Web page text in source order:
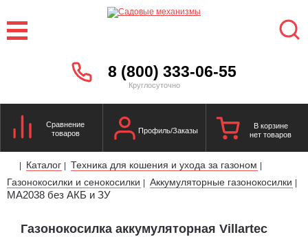
8 (800) 333-06-55
Круглосуточно
Сравнение
товаров
Профиль/Заказы
В корзине
нет товаров
| Каталог | Техника для кошения и ухода за газоном |
Газонокосилки и сенокосилки | Аккумуляторные газонокосилки |
MA2038 без АКБ и ЗУ
Газонокосилка аккумуляторная Villartec